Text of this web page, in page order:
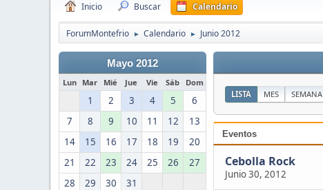
Inicio Buscar Calendario
ForumMontefrio ► Calendario ► Junio 2012
Mayo 2012
Lun Mar Mié Jue Vie Sáb Dom
1 2 3 4 5
6
7
8 9 10 11 12
13
14
15 16 17 18 19
20
21
22 23 24 25 26
27
28
29 30 31
LISTA MES SEMANA
Eventos
Cebolla Rock
Junio 30, 2012